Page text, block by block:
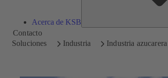
Acerca de KSB
Contacto
Soluciones
Industria Industria azucarera